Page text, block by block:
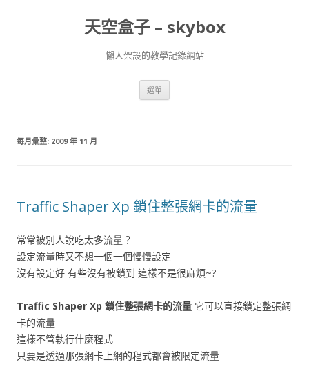
天空盒子 – skybox
懶人架設的教學記錄網站
選單
每月彙整: 2009 年 11 月
Traffic Shaper Xp 鎖住整張網卡的流量
常常被別人說吃太多流量？
設定流量時又不想一個一個慢慢設定
沒有設定好 有些沒有被鎖到 這樣不是很麻煩~?
Traffic Shaper Xp 鎖住整張網卡的流量 它可以直接鎖定整張網
卡的流量
這樣不管執行什麼程式
只要是透過那張網卡上網的程式都會被限定流量